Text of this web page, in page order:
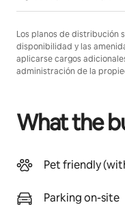
Los planos de distribución
disponibilidad y las
aplicarse cargos
administración de la
What the
Pet friendly
Parking on-site